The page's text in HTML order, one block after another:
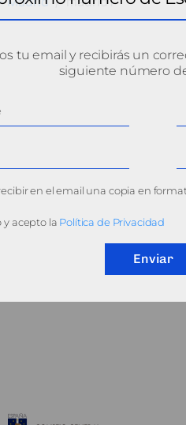
tu email y recibirás un
siguiente número
en el email una copia en
y acepto la Política de Privacidad
Enviar